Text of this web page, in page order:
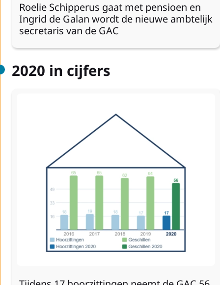
Roelie Schipperus gaat met pensioen en
Ingrid de Galan wordt de nieuwe ambtelijk
secretaris van de GAC
2020 in cijfers